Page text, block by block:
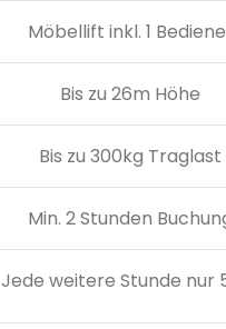
Möbellift inkl. 1
Bis zu 26m Höhe
Bis zu 300kg Traglast
Min. 2 Stunden
Jede weitere Stunde nur